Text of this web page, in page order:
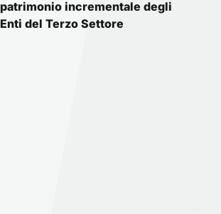
patrimonio incrementale degli
Enti del Terzo Settore